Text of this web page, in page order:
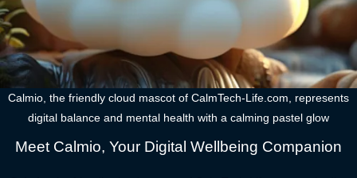
Calmio, the friendly cloud mascot of CalmTech-Life.com, represents
digital balance and mental health with a calming pastel glow
Meet Calmio, Your Digital Wellbeing Companion